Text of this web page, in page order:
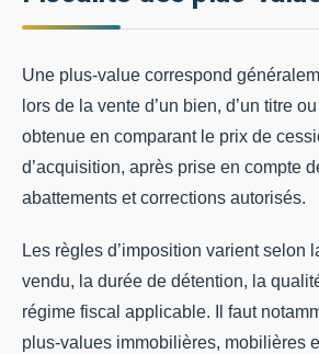
Une plus-value correspond
lors de la vente d’un bien, d’un titre
obtenue en comparant le prix de
d’acquisition, après prise en compte
abattements et corrections autorisés.
Les règles d’imposition varient selon
vendu, la durée de détention, la
régime fiscal applicable. Il faut
plus-values immobilières, mobilières